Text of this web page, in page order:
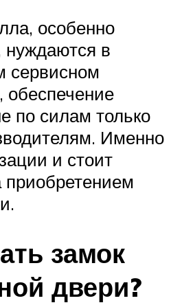
особенно
нуждаются в
сервисном
обеспечение
по силам только
Именно
и стоит
замок
двери?